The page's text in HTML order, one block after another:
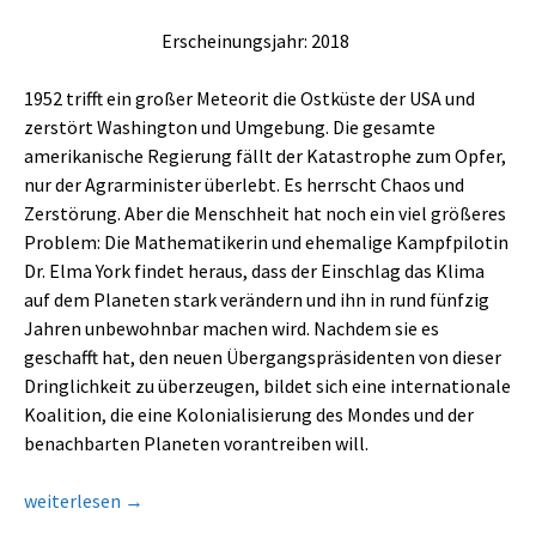
Erscheinungsjahr: 2018
1952 trifft ein großer Meteorit die Ostküste der USA und
zerstört Washington und Umgebung. Die gesamte
amerikanische Regierung fällt der Katastrophe zum Opfer,
nur der Agrarminister überlebt. Es herrscht Chaos und
Zerstörung. Aber die Menschheit hat noch ein viel größeres
Problem: Die Mathematikerin und ehemalige Kampfpilotin
Dr. Elma York findet heraus, dass der Einschlag das Klima
auf dem Planeten stark verändern und ihn in rund fünfzig
Jahren unbewohnbar machen wird. Nachdem sie es
geschafft hat, den neuen Übergangspräsidenten von dieser
Dringlichkeit zu überzeugen, bildet sich eine internationale
Koalition, die eine Kolonialisierung des Mondes und der
benachbarten Planeten vorantreiben will.
Mary Robinette Kowal: The Calculating Stars
weiterlesen →